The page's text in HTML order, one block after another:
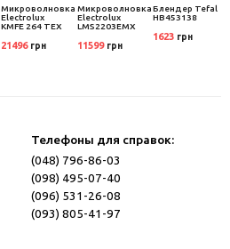
Микроволновка
Electrolux
KMFE 264 TEX
21496 грн
Микроволновка
Electrolux
LMS2203EMX
11599 грн
Блендер Tefal
HB453138
1623 грн
Телефоны для справок:
(048) 796-86-03
(098) 495-07-40
(096) 531-26-08
(093) 805-41-97